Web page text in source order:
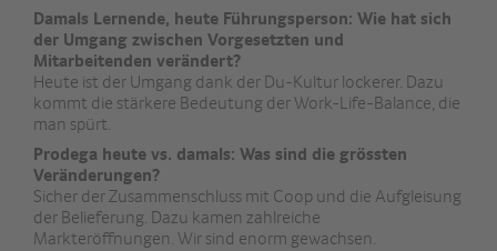
Damals Lernende, heute Führungsperson: Wie hat sich
der Umgang zwischen Vorgesetzten und
Mitarbeitenden verändert?
Heute ist der Umgang dank der Du-Kultur lockerer. Dazu
kommt die stärkere Bedeutung der Work-Life-Balance, die
man spürt.
Prodega heute vs. damals: Was sind die grössten
Veränderungen?
Sicher der Zusammenschluss mit Coop und die Aufgleisung
der Belieferung. Dazu kamen zahlreiche
Markteröffnungen. Wir sind enorm gewachsen.